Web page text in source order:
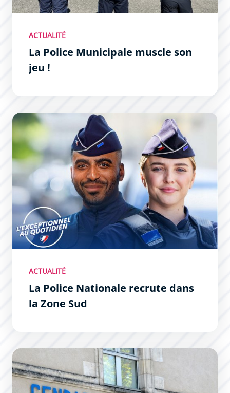
ACTUALITÉ
La Police Municipale muscle son
jeu !
La Police Nationale recrute dans la Zone Sud
ACTUALITÉ
La Police Nationale recrute dans
la Zone Sud
Une nouvelle caserne de gendarmerie aux Hauts de